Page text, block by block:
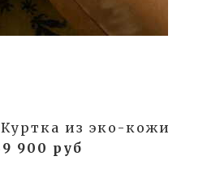
из эко-кожи
900 руб